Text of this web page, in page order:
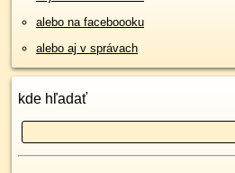
alebo na faceboooku
alebo aj v správach
kde hľadať